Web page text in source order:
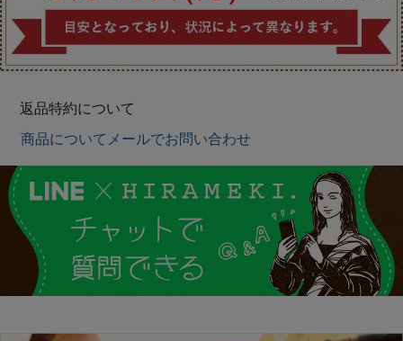
返品特約について
商品についてメールでお問い合わせ